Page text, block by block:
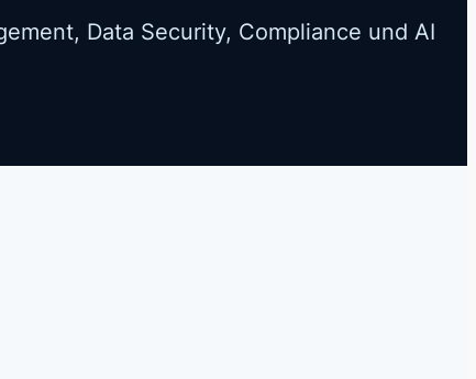
Data Security, Compliance und AI